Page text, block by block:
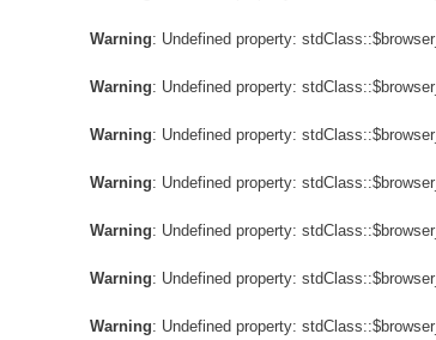
Warning: Undefined property:
Warning: Undefined property:
Warning: Undefined property:
Warning: Undefined property:
Warning: Undefined property:
Warning: Undefined property:
Warning: Undefined property: